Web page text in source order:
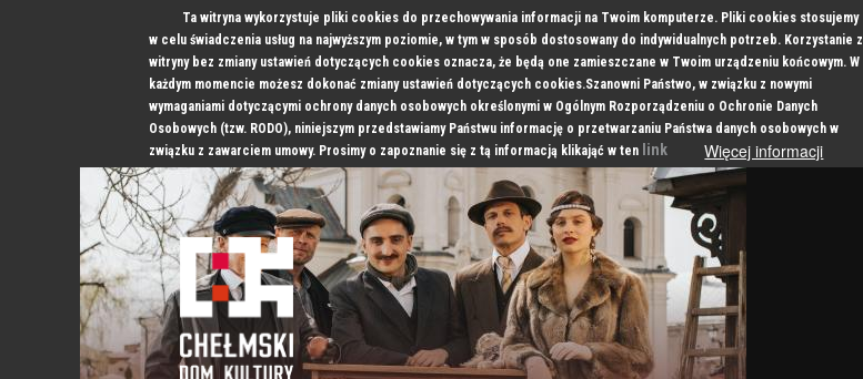
Ta witryna wykorzystuje pliki cookies do przechowywania informacji na Twoim komputerze. Pliki cookies stosujemy
w celu świadczenia usług na najwyższym poziomie, w tym w sposób dostosowany do indywidualnych potrzeb. Korzystanie z
witryny bez zmiany ustawień dotyczących cookies oznacza, że będą one zamieszczane w Twoim urządzeniu końcowym. W
każdym momencie możesz dokonać zmiany ustawień dotyczących cookies.Szanowni Państwo, w związku z nowymi
wymaganiami dotyczącymi ochrony danych osobowych określonymi w Ogólnym Rozporządzeniu o Ochronie Danych
Osobowych (tzw. RODO), niniejszym przedstawiamy Państwu informację o przetwarzaniu Państwa danych osobowych w
związku z zawarciem umowy. Prosimy o zapoznanie się z tą informacją klikająć w ten link Więcej informacji